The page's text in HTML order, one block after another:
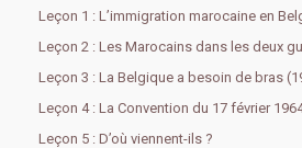
Leçon 1 : L’immigration marocaine en
Leçon 2 : Les Marocains dans les deux
Leçon 3 : La Belgique a besoin de bras
Leçon 4 : La Convention du 17 février
Leçon 5 : D’où viennent-ils ?